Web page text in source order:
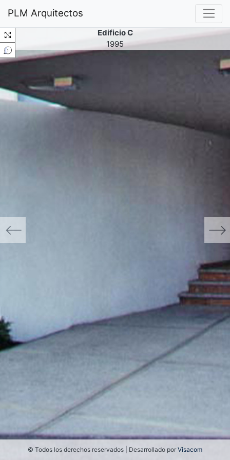
PLM Arquitectos
Edificio C
1995
© Todos los derechos reservados | Desarrollado por Visacom